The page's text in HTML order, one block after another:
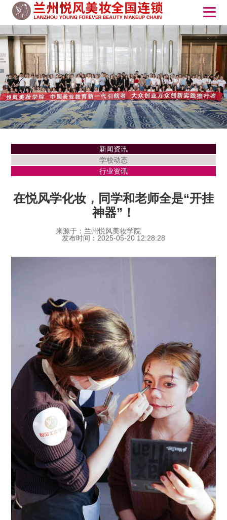
新闻资讯
学校动态
行业资讯
在悦风学化妆，同学和老师全是“开挂
神器”！
来源于：兰州悦风美妆学院
发布时间：2025-05-20 12:28:28